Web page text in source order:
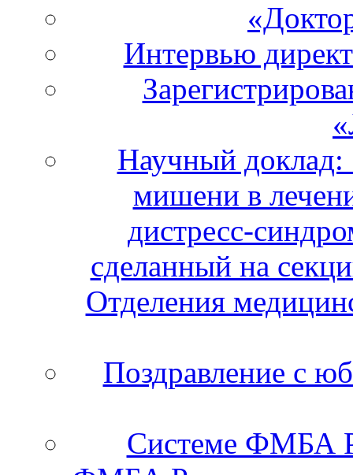
Интервью
Научный доклад:
мишени в
дистресс-
сделанный на
Отделения
Поздравление с
Системе ФМБА